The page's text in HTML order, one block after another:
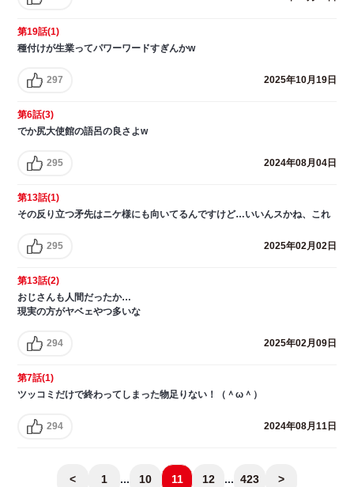
第19話(1)
種付けが生業ってパワーワードすぎんかw
297 2025年10月19日
第6話(3)
でか尻大使館の語呂の良さよw
295 2024年08月04日
第13話(1)
その反り立つ矛先はニケ様にも向いてるんですけど…いいんスかね、これ
295 2025年02月02日
第13話(2)
おじさんも人間だったか…
現実の方がヤベェやつ多いな
294 2025年02月09日
第7話(1)
ツッコミだけで終わってしまった物足りない！（＾ω＾）
294 2024年08月11日
< 1 ... 10 11 12 ... 423 >